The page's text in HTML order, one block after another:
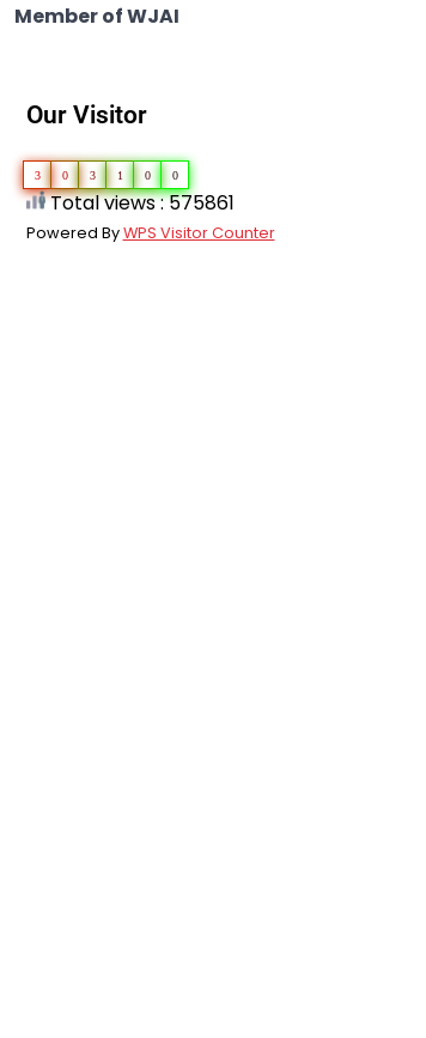
Member of WJAI
Our Visitor
3 0 3 1 0 0
Total views : 575861
Powered ByWPS Visitor Counter